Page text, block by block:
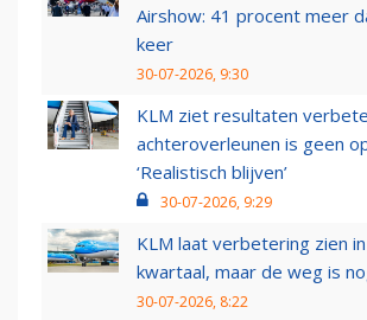
Airshow: 41 procent meer
keer
30-07-2026, 9:30
KLM ziet resultaten
achteroverleunen is geen
‘Realistisch blijven’
30-07-2026, 9:29
KLM laat verbetering zien
kwartaal, maar de weg is
30-07-2026, 8:22